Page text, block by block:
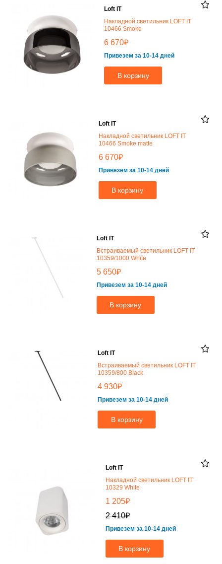
Loft IT
Накладной светильник LOFT IT
10466 Smoke
6 670₽
Привезем за 10-14 дней
В корзину
Loft IT
Накладной светильник LOFT IT
10466 Smoke matte
6 670₽
Привезем за 10-14 дней
В корзину
Loft IT
Встраиваемый светильник LOFT IT
10359/1000 White
5 650₽
Привезем за 10-14 дней
В корзину
Loft IT
Встраиваемый светильник LOFT IT
10359/800 Black
4 930₽
Привезем за 10-14 дней
В корзину
Loft IT
Накладной светильник LOFT IT
10329 White
1 205₽
2 410₽
Привезем за 10-14 дней
В корзину